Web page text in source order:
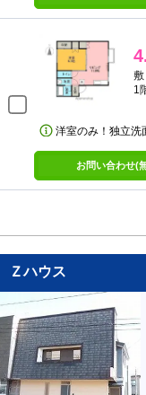
敷
1
洋室のみ！独立
お問い合わせ(
Ｚハウス